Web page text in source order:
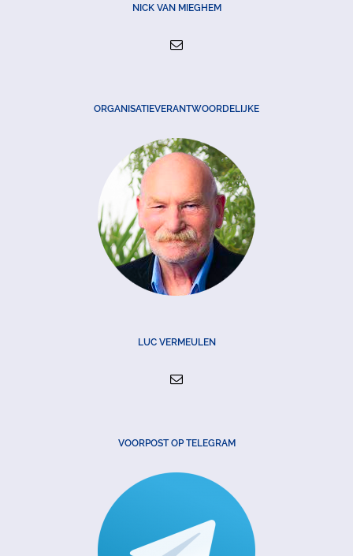
NICK VAN MIEGHEM
ORGANISATIEVERANTWOORDELIJKE
LUC VERMEULEN
VOORPOST OP TELEGRAM